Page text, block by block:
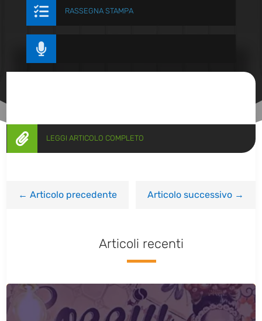
 RASSEGNA STAMPA

 LEGGI ARTICOLO COMPLETO
←Articolo precedente Articolo successivo→
Articoli recenti